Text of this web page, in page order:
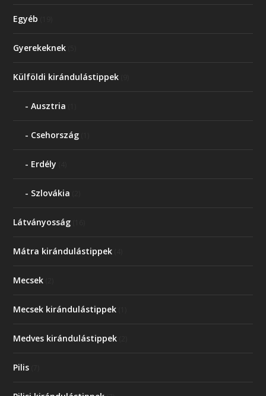
Egyéb
Gyerekeknek
Külföldi kirándulástippek
Ausztria
Csehország
Erdély
Szlovákia
Látványosság
Mátra kirándulástippek
Mecsek
Mecsek kirándulástippek
Medves kirándulástippek
Pilis